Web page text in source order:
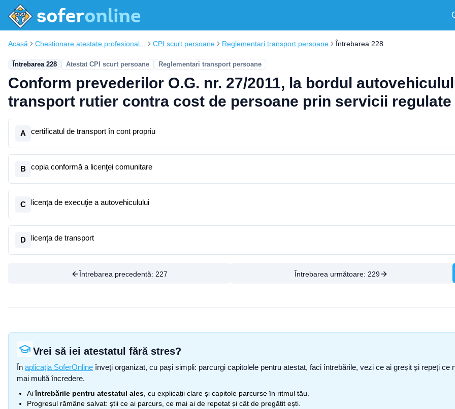
Acasă Chestionare atestate profesional... CPI scurt persoane Reglementari transport persoane Întrebarea 228
Întrebarea 228 Atestat CPI scurt persoane Reglementari transport persoane
Conform prevederilor O.G. nr. 27/2011, la bordul
transport rutier contra cost de persoane prin servicii
A certificatul de transport în cont propriu
B copia conformă a licenţei comunitare
C licenţa de execuţie a autovehiculului
D licenţa de transport
Întrebarea precedentă: 227 Întrebarea următoare: 229
Vrei să iei atestatul fără stres?
În aplicația SoferOnline înveți organizat, cu pași simpli: parcurgi capitolele pentru atestat, faci întrebările, vezi ce ai greșit și repeți
mai multă încredere.
Aiîntrebările pentru atestatul ales , cu explicații clare și capitole parcurse în ritmul tău.
Progresul rămâne salvat: știi ce ai parcurs, ce mai ai de repetat și cât de pregătit ești.